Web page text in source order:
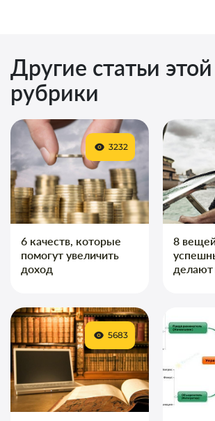
Другие статьи этой
рубрики
6 качеств, которые
помогут увеличить
доход
3232
8
5683